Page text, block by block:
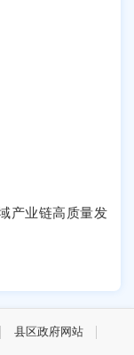
产业链高质量发
县区政府网站